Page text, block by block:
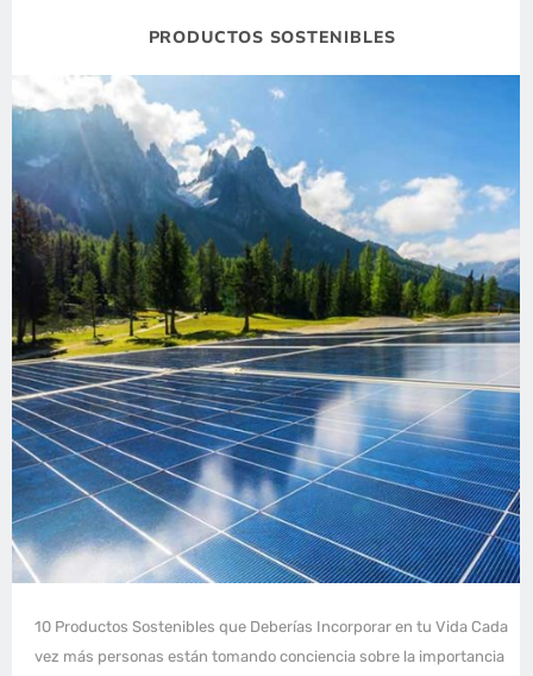
PRODUCTOS SOSTENIBLES
10 Productos Sostenibles que Deberías Incorporar en tu Vida Cada
vez más personas están tomando conciencia sobre la importancia